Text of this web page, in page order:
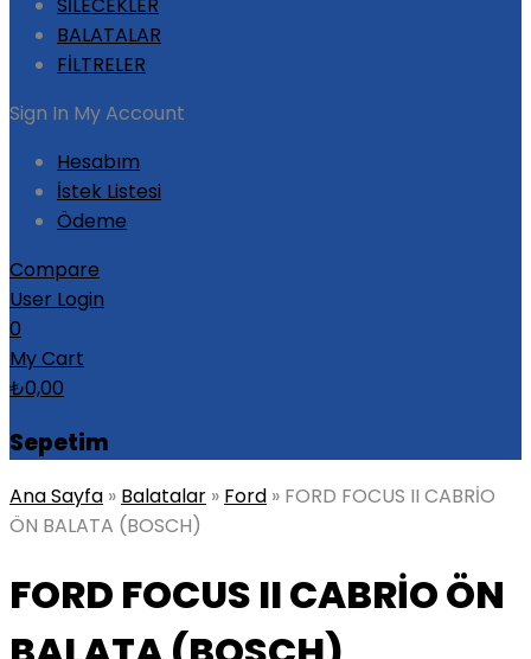
BALATALAR
FİLTRELER
Sign In My Account
Hesabım
İstek Listesi
Ödeme
Compare
User Login
0
My Cart
₺0,00
Sepetim
Ana Sayfa » Balatalar » Ford » FORD FOCUS II CABRİO
ÖN BALATA (BOSCH)
FORD FOCUS II CABRİO ÖN